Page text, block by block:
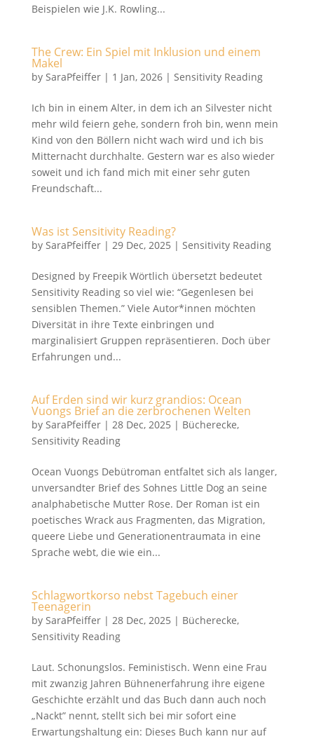
Beispielen wie J.K. Rowling...
The Crew: Ein Spiel mit Inklusion und einem
Makel
by SaraPfeiffer| 1 Jan, 2026| Sensitivity Reading
Ich bin in einem Alter, in dem ich an Silvester nicht
mehr wild feiern gehe, sondern froh bin, wenn mein
Kind von den Böllern nicht wach wird und ich bis
Mitternacht durchhalte. Gestern war es also wieder
soweit und ich fand mich mit einer sehr guten
Freundschaft...
Was ist Sensitivity Reading?
by SaraPfeiffer| 29 Dec, 2025 | Sensitivity Reading
Designed by Freepik Wörtlich übersetzt bedeutet
Sensitivity Reading so viel wie: “Gegenlesen bei
sensiblen Themen.” Viele Autor*innen möchten
Diversität in ihre Texte einbringen und
marginalisiert Gruppen repräsentieren. Doch über
Erfahrungen und...
Auf Erden sind wir kurz grandios: Ocean
Vuongs Brief an die zerbrochenen Welten
by SaraPfeiffer| 28 Dec, 2025 | Bücherecke,
Sensitivity Reading
Ocean Vuongs Debütroman entfaltet sich als langer,
unversandter Brief des Sohnes Little Dog an seine
analphabetische Mutter Rose. Der Roman ist ein
poetisches Wrack aus Fragmenten, das Migration,
queere Liebe und Generationentraumata in eine
Sprache webt, die wie ein...
Schlagwortkorso nebst Tagebuch einer
Teenagerin
by SaraPfeiffer| 28 Dec, 2025 | Bücherecke,
Sensitivity Reading
Laut. Schonungslos. Feministisch. Wenn eine Frau
mit zwanzig Jahren Bühnenerfahrung ihre eigene
Geschichte erzählt und das Buch dann auch noch
„Nackt” nennt, stellt sich bei mir sofort eine
Erwartungshaltung ein: Dieses Buch kann nur auf